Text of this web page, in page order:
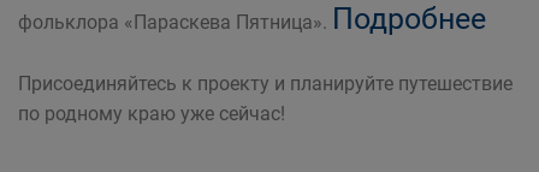
фольклора «Параскева Пятница». Подробнее
Присоединяйтесь к проекту и планируйте путешествие
по родному краю уже сейчас!